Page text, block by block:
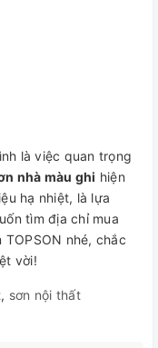
là việc quan trọng
nhà màu ghi hiện
hạ nhiệt, là lựa
tìm địa chỉ mua
nhé, chắc
vời!
, sơn nội thất